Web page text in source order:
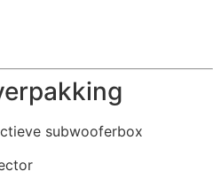
subwooferbox